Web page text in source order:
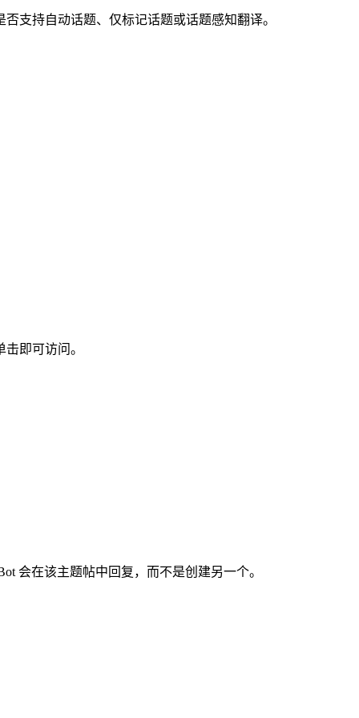
支持自动话题、仅标记话题或话题感知翻译。
即可访问。
会在该主题帖中回复，而不是创建另一个。